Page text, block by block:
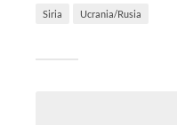
Siria Ucrania/Rusia